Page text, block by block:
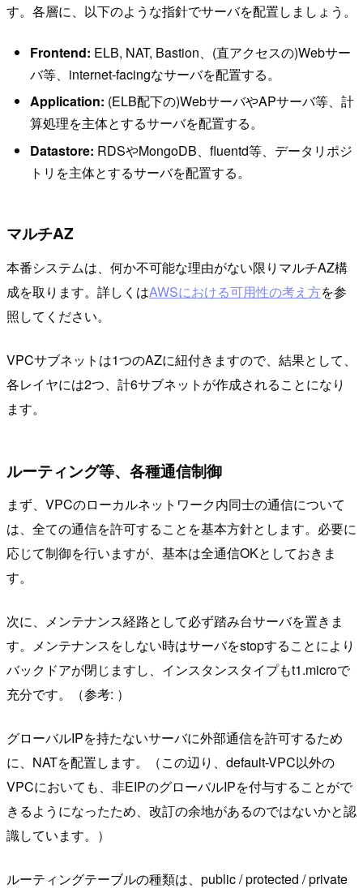
す。各層に、以下のような指針でサーバを配置しましょう。
Frontend: ELB, NAT, Bastion、(直アクセスの)Webサー
バ等、internet-facingなサーバを配置する。
Application: (ELB配下の)WebサーバやAPサーバ等、計
算処理を主体とするサーバを配置する。
Datastore: RDSやMongoDB、fluentd等、データリポジ
トリを主体とするサーバを配置する。
マルチAZ
本番システムは、何か不可能な理由がない限りマルチAZ構
成を取ります。詳しくはAWSにおける可用性の考え方を参
照してください。
VPCサブネットは1つのAZに紐付きますので、結果として、
各レイヤには2つ、計6サブネットが作成されることになり
ます。
ルーティング等、各種通信制御
まず、VPCのローカルネットワーク内同士の通信について
は、全ての通信を許可することを基本方針とします。必要に
応じて制御を行いますが、基本は全通信OKとしておきま
す。
次に、メンテナンス経路として必ず踏み台サーバを置きま
す。メンテナンスをしない時はサーバをstopすることにより
バックドアが閉じますし、インスタンスタイプもt1.microで
充分です。（参考: ）
グローバルIPを持たないサーバに外部通信を許可するため
に、NATを配置します。（この辺り、default-VPC以外の
VPCにおいても、非EIPのグローバルIPを付与することがで
きるようになったため、改訂の余地があるのではないかと認
識しています。）
ルーティングテーブルの種類は、public / protected / private